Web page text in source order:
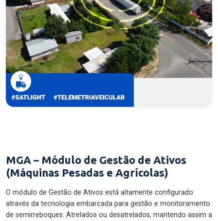
MGA – Módulo de Gestão de Ativos
(Máquinas Pesadas e Agrícolas)
O módulo de Gestão de Ativos está altamente configurado
através da tecnologia embarcada para gestão e monitoramento
de semirreboques: Atrelados ou desatrelados, mantendo assim a